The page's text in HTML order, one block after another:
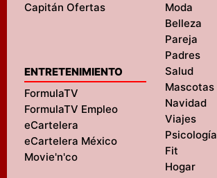
Capitán Ofertas
ENTRETENIMIENTO
FormulaTV
FormulaTV Empleo
eCartelera
eCartelera México
Movie'n'co
Moda
Belleza
Pareja
Padres
Salud
Mascotas
Navidad
Viajes
Psicología
Fit
Hogar